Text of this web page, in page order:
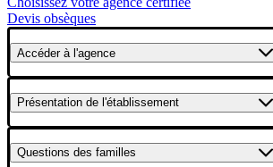
Devis obsèques
Accéderà l'agence
Présentation de l'établissement
Questions des familles